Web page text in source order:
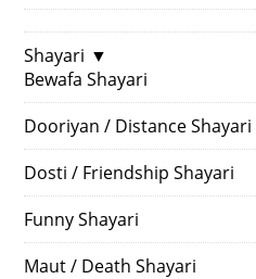
Shayari ▼
Bewafa Shayari
Dooriyan / Distance Shayari
Dosti / Friendship Shayari
Funny Shayari
Maut / Death Shayari